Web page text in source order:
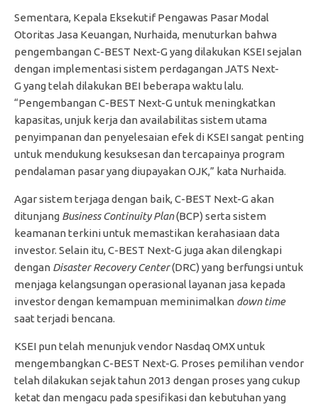
Sementara, Kepala Eksekutif Pengawas Pasar Modal
Otoritas Jasa Keuangan, Nurhaida, menuturkan bahwa
pengembangan C-BEST Next-G yang dilakukan KSEI sejalan
dengan implementasi sistem perdagangan JATS Next-
Gyang telah dilakukan BEI beberapa waktu lalu.
“Pengembangan C-BEST Next-G untuk meningkatkan
kapasitas, unjuk kerja dan availabilitas sistem utama
penyimpanan dan penyelesaian efek di KSEI sangat penting
untuk mendukung kesuksesan dan tercapainya program
pendalaman pasar yang diupayakan OJK,” kata Nurhaida.
Agar sistem terjaga dengan baik, C-BEST Next-G akan
ditunjang Business Continuity Plan(BCP) serta sistem
keamanan terkini untuk memastikan kerahasiaan data
investor. Selain itu, C-BEST Next-G juga akan dilengkapi
dengan Disaster Recovery Center(DRC) yang berfungsi untuk
menjaga kelangsungan operasional layanan jasa kepada
investor dengan kemampuan meminimalkan down time
saat terjadi bencana.
KSEI pun telah menunjuk vendor Nasdaq OMX untuk
mengembangkan C-BEST Next-G. Proses pemilihan vendor
telah dilakukan sejak tahun 2013 dengan proses yang cukup
ketat dan mengacu pada spesifikasi dan kebutuhan yang